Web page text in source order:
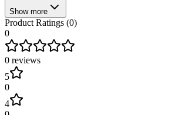
Show more
Product Ratings (0)
0
0 reviews
5
0
4